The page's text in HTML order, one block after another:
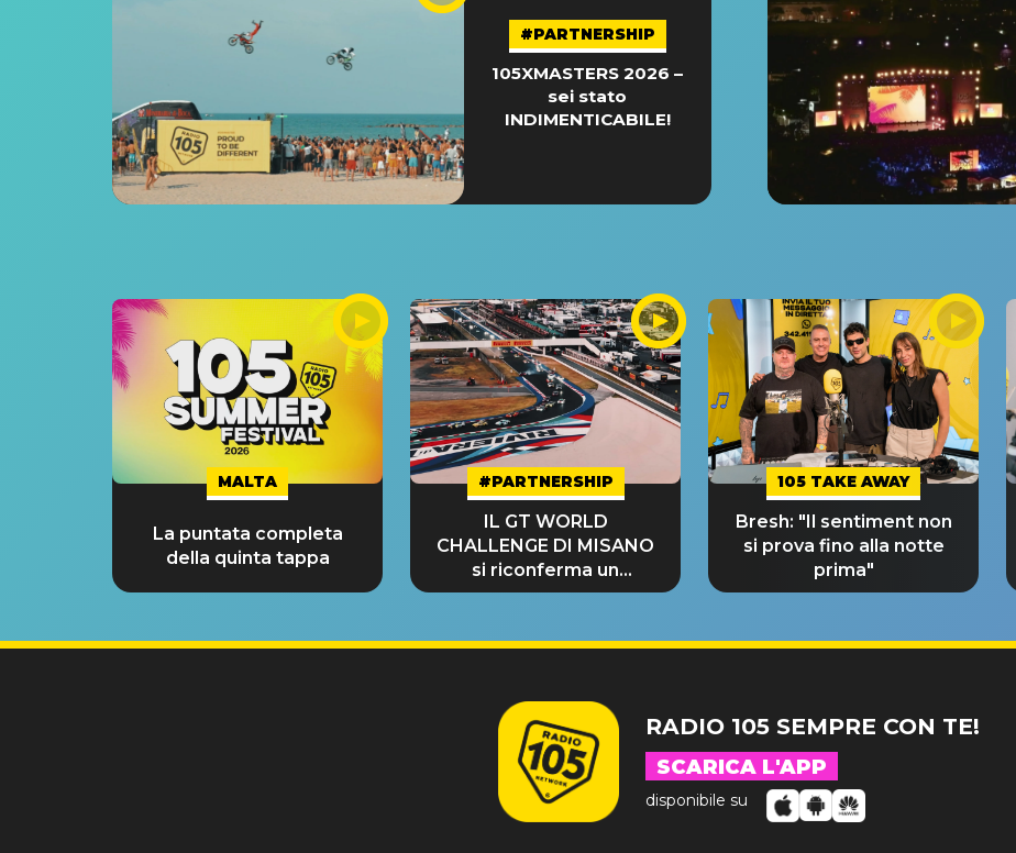
#PARTNERSHIP
105XMASTERS 2026 –
sei stato
INDIMENTICABILE!
MALTA
La puntata completa
della quinta tappa
#PARTNERSHIP
IL GT WORLD
CHALLENGE DI MISANO
si riconferma un
GRANDE SUCCESSO!
105 TAKE AWAY
Bresh: "Il sentiment non
si prova fino alla notte
prima"
RADIO 105 SEMPRE CON TE!
SCARICA L'APP
disponibile su